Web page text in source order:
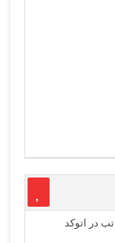
در اتوکد